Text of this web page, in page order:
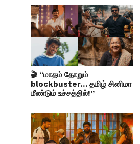
🎬 “மாதம் தோறும்
blockbuster… தமிழ் சினிமா
மீண்டும் உச்சத்தில்!”